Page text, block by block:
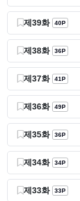
제39화 40P
제38화 36P
제37화 41P
제36화 49P
제35화 36P
제34화 34P
제33화 33P